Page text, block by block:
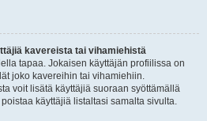
kavereista tai vihamiehistä
tapaa. Jokaisen käyttäjän profiilissa on
joko kavereihin tai vihamiehiin.
voit lisätä käyttäjiä suoraan syöttämällä
käyttäjiä listaltasi samalta sivulta.